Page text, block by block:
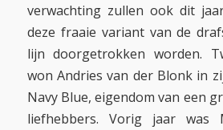
verwachting zullen ook dit
deze fraaie variant van de
lijn doorgetrokken worden.
won Andries van der Blonk in
Navy Blue, eigendom van een
liefhebbers. Vorig jaar was